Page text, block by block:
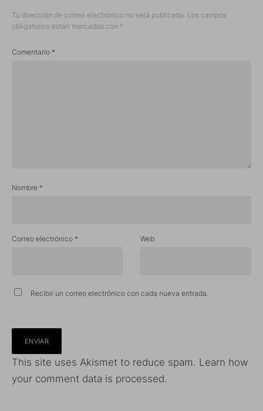
Tu dirección de correo electrónico no será publicada. Los campos
obligatorios están marcados con *
Comentario *
Nombre *
Correo electrónico * Web
Recibir un correo electrónico con cada nueva entrada.
This site uses Akismet to reduce spam. Learn how
your comment data is processed.